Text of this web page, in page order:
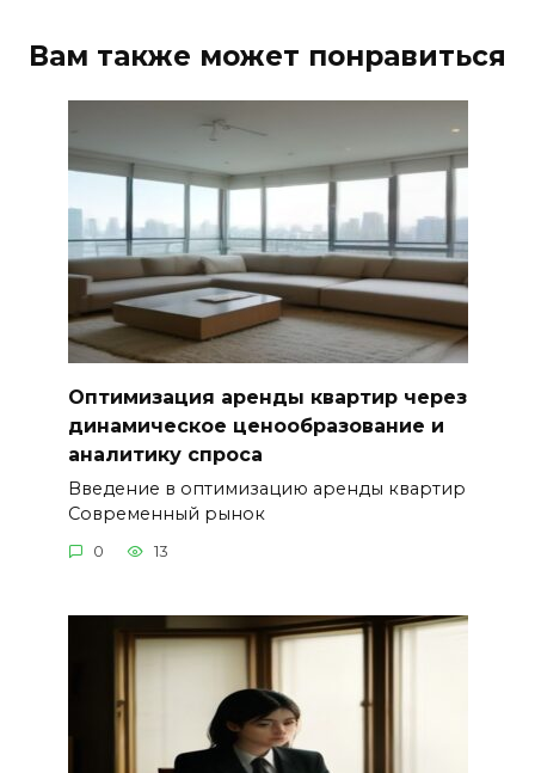
Вам также может понравиться
Оптимизация аренды квартир через
динамическое ценообразование и
аналитику спроса
Введение в оптимизацию аренды квартир
Современный рынок
0 13